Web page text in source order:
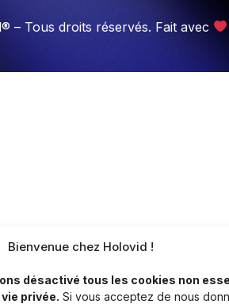
Bienvenue chez Holovid !
désactivé tous les cookies non
privée. Si vous acceptez de nous
– Tous droits réservés. Fait avec